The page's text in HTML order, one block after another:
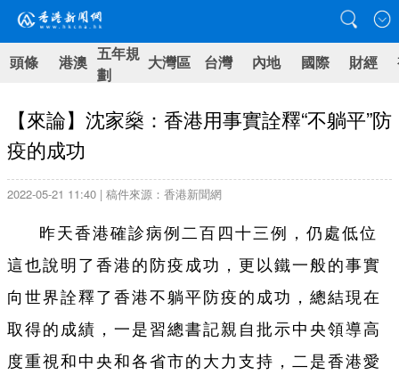
頭條 港澳 五年規
劃
大灣區 台灣 內地 國際 財經
【來論】沈家燊：香港用事實詮釋“不躺平”防
疫的成功
2022-05-21 11:40 | 稿件來源：香港新聞網
昨天香港確診病例二百四十三例，仍處低位
這也說明了香港的防疫成功，更以鐵一般的事實
向世界詮釋了香港不躺平防疫的成功，總結現在
取得的成績，一是習總書記親自批示中央領導高
度重視和中央和各省市的大力支持，二是香港愛